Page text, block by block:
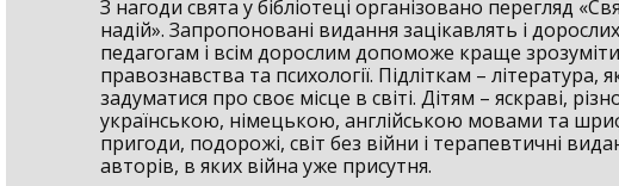
З нагоди свята у бібліотеці організовано перегляд
надій». Запропоновані видання зацікавлять і
педагогам і всім дорослим допоможе краще
правознавства та психології. Підліткам – література,
задуматися про своє місце в світі. Дітям – яскраві,
українською, німецькою, англійською мовами та
пригоди, подорожі, світ без війни і терапевтичні
авторів, в яких війна уже присутня.